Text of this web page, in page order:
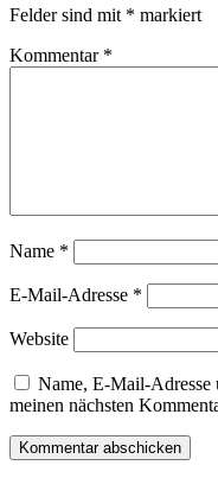
Felder sind mit * markiert
Kommentar *
Name *
E-Mail-Adresse *
Website
Name, E-Mail-Adresse
meinen nächsten